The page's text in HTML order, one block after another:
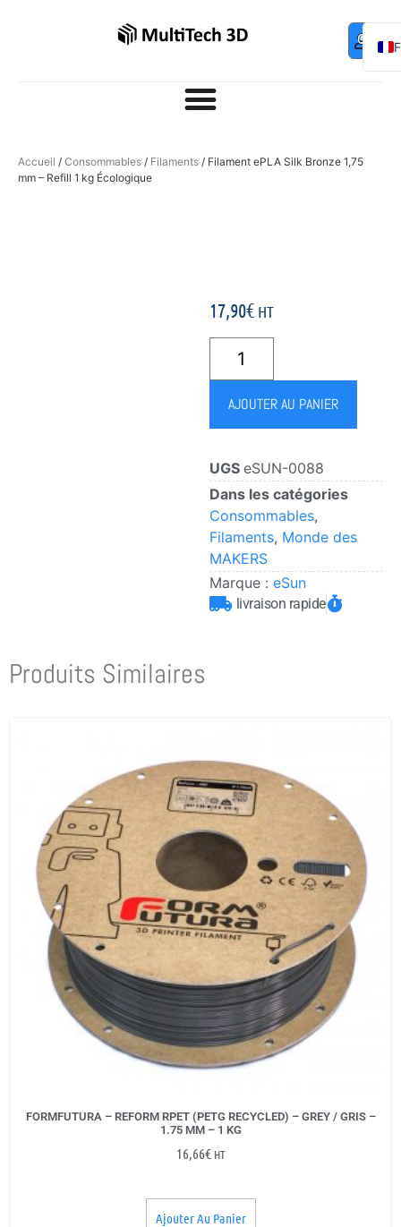
0,00 €
Accueil / Consommables / Filaments / Filament ePLA Silk Bronze 1,75
mm – Refill 1 kg Écologique
17,90€ HT
AJOUTER AU PANIER
UGS eSUN-0088
Dans les catégories
Consommables,
Filaments, Monde des
MAKERS
Marque : eSun
livraison rapide
Produits Similaires
FORMFUTURA – REFORM RPET (PETG RECYCLED) – GREY / GRIS –
1.75 MM – 1 KG
16,66€ HT
Ajouter Au Panier